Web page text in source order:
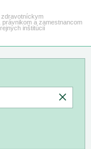
zdravotníckym
a zamestnancom
inštitúcií